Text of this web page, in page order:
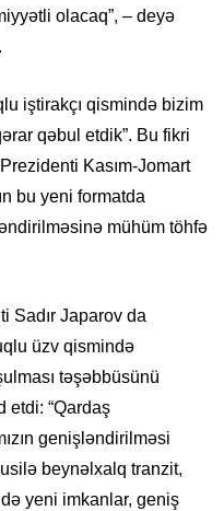
olacaq”, – deyə
iştirakçı qismində bizim
qəbul etdik”. Bu fikri
Kasım-Jomart
bu yeni formatda
mühüm töhfə
Sadır Japarov da
üzv qismində
təşəbbüsünü
etdi: “Qardaş
genişləndirilməsi
beynəlxalq tranzit,
yeni imkanlar, geniş